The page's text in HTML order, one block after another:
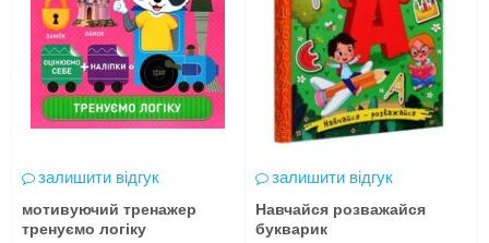
залишити відгук
мотивуючий тренажер
тренуємо логіку
залишити відгук
Навчайся розважайся
букварик